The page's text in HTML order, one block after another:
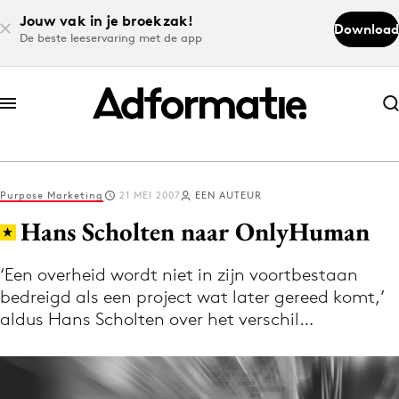
Jouw vak in je broekzak!
De beste leeservaring met de app
Download
Abonneer nu
Abonneer nu
Log in
Download de app
Volg het laatste nieuws via de Adformatie
Nieuws app
Purpose Marketing 21 MEI 2007 EEN AUTEUR
Hans Scholten naar OnlyHuman
‘Een overheid wordt niet in zijn voortbestaan
bedreigd als een project wat later gereed komt,’
aldus Hans Scholten over het verschil…